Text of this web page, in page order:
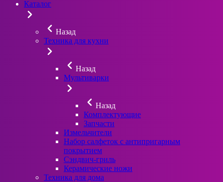
Каталог
Назад
Техника для кухни
Назад
Мультиварки
Назад
Комплектующие
Запчасти
Измельчители
Набор салфеток с антипригарным
покрытием
Сэндвич-гриль
Керамические ножи
Техника для дома